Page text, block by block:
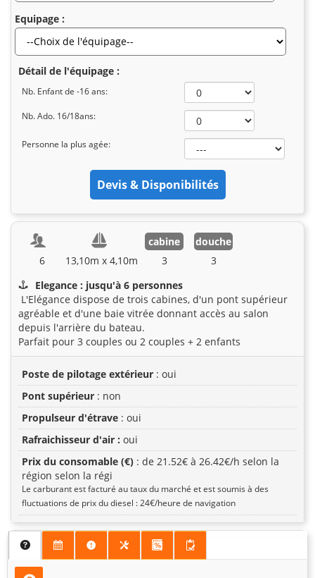
Equipage :
Détail de l'équipage :
Nb. Enfant de -16 ans:
Nb. Ado. 16/18ans:
Personne la plus agée:
6 13,10m x 4,10m
cabine
3
douche
3
Elegance : jusqu'à 6 personnes
L'Elégance dispose de trois cabines, d'un pont supérieur
agréable et d'une baie vitrée donnant accès au salon
depuis l'arrière du bateau.
Parfait pour 3 couples ou 2 couples + 2 enfants
Poste de pilotage extérieur : oui
Pont supérieur : non
Propulseur d'étrave : oui
Rafraichisseur d'air : oui
Prix du consomable (€) : de 21.52€ à 26.42€/h selon la
région selon la régi
Le carburant est facturé au taux du marché et est soumis à des
fluctuations de prix du diesel : 24€/heure de navigation